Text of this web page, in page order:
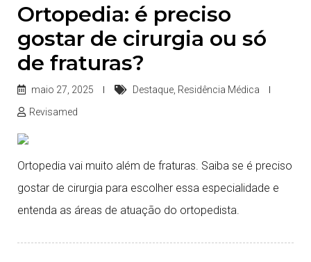
Ortopedia: é preciso
gostar de cirurgia ou só
de fraturas?
maio 27, 2025 Destaque Residência Médica
Revisamed
Ortopedia vai muito além de fraturas. Saiba se é preciso
gostar de cirurgia para escolher essa especialidade e
entenda as áreas de atuação do ortopedista.